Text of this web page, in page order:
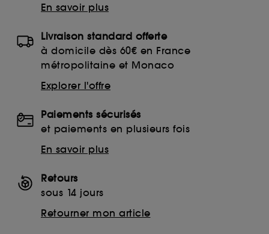
En savoir plus
Livraison standard offerte
à domicile dès 60€ en France
métropolitaine et Monaco
Explorer l'offre
Paiements sécurisés
et paiements en plusieurs fois
En savoir plus
Retours
sous 14 jours
Retourner mon article